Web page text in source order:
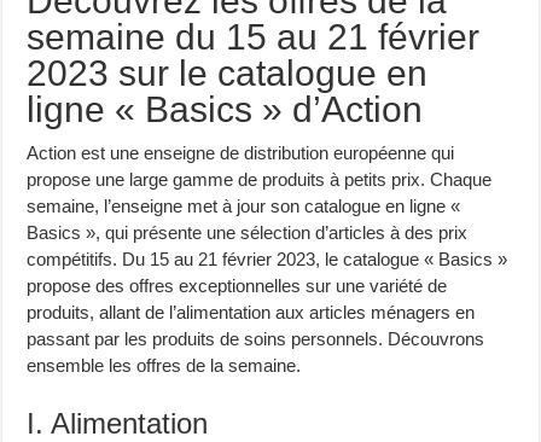
semaine du 15 au 21 février
2023 sur le catalogue en
ligne « Basics » d’Action
Action est une enseigne de distribution européenne qui
propose une large gamme de produits à petits prix. Chaque
semaine, l’enseigne met à jour son catalogue en ligne «
Basics », qui présente une sélection d’articles à des prix
compétitifs. Du 15 au 21 février 2023, le catalogue « Basics »
propose des offres exceptionnelles sur une variété de
produits, allant de l’alimentation aux articles ménagers en
passant par les produits de soins personnels. Découvrons
ensemble les offres de la semaine.
I. Alimentation